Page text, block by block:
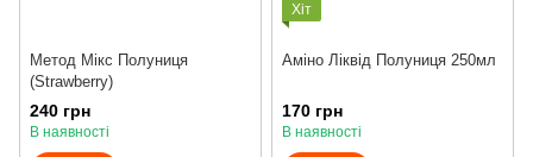
Метод Мікс Полуниця
(Strawberry)
240 грн
В наявності
Хіт
Аміно Ліквід Полуниця 250мл
170 грн
В наявності